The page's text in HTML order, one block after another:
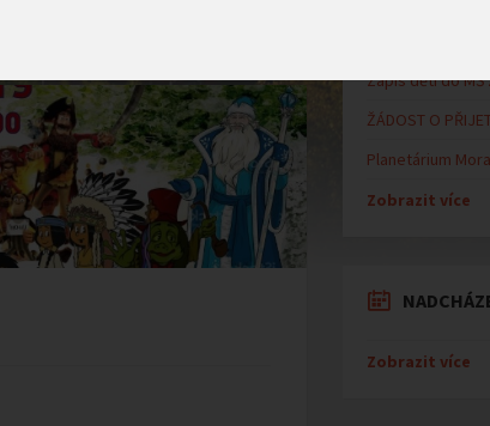
Zápis dětí do
ŽÁDOST O
Planetárium
Zobrazit více
Zobrazit více